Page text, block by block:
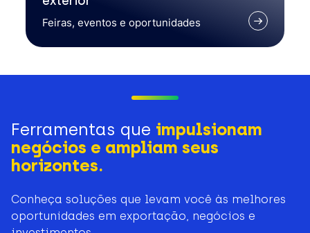
Feiras, eventos e oportunidades
Ferramentas que impulsionam
negócios e ampliam seus
horizontes.
Conheça soluções que levam você às melhores
oportunidades em exportação, negócios e